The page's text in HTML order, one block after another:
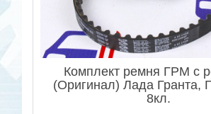
Комплект ремня ГРМ с
(Оригинал) Лада Гранта,
8кл.